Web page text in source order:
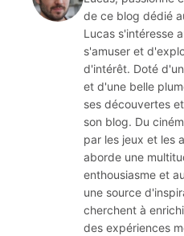
de ce blog dédié
Lucas s'intéresse
s'amuser et
d'intérêt. Doté
et d'une belle
ses découvertes
son blog. Du
par les jeux et les
aborde une
enthousiasme et
une source
cherchent à
des expériences